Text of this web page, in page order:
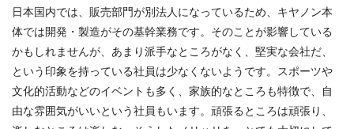
日本国内では、販売部門が別法人になっているため、キヤノン本
体では開発・製造がその基幹業務です。そのことが影響している
かもしれませんが、あまり派手なところがなく、堅実な会社だ、
という印象を持っている社員は少なくないようです。スポーツや
文化的活動などのイベントも多く、家族的なところも特徴で、自
由な雰囲気がいいという社員もいます。頑張るところは頑張り、